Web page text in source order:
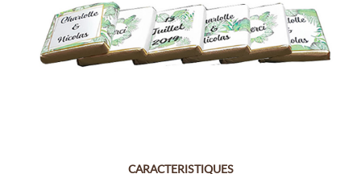
CARACTERISTIQUES